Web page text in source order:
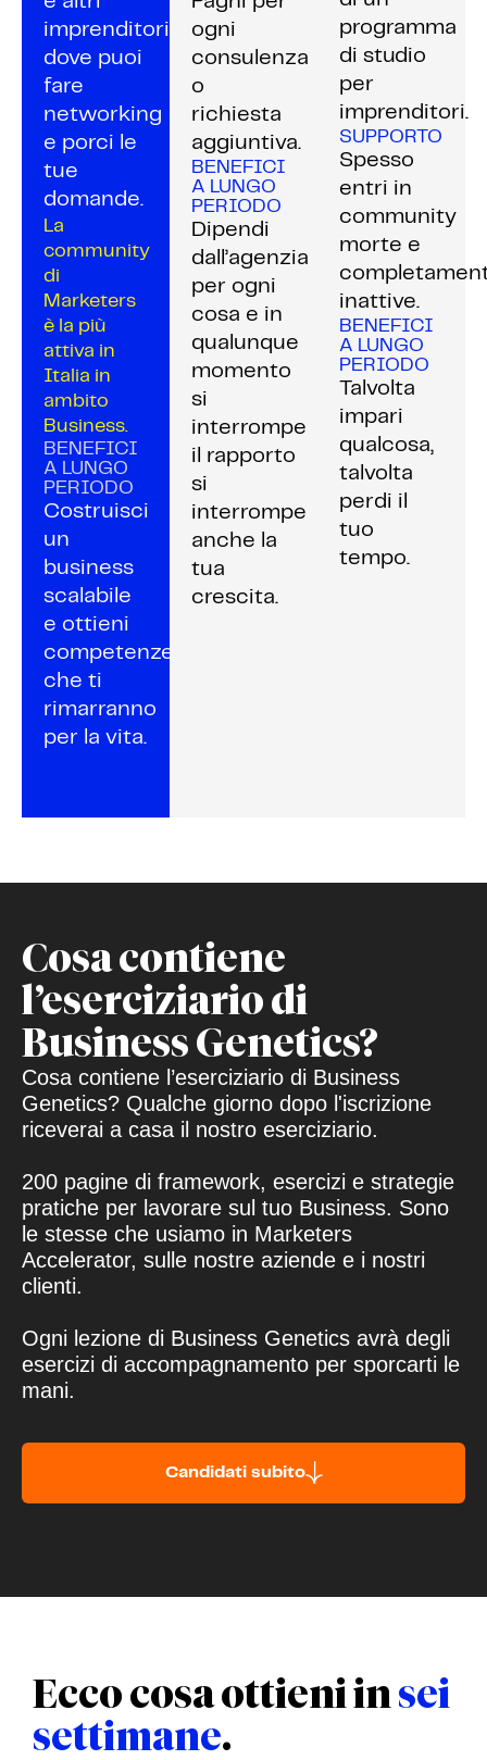
imprenditori
dove puoi
fare
networking
e porci le
tue
domande.
La
community
di
Marketers
è la più
attiva in
Italia in
ambito
Business.
BENEFICI
A LUNGO
PERIODO
Costruisci
un
business
scalabile
e ottieni
competenze
che ti
rimarranno
per la vita.
ogni
consulenza
o
richiesta
aggiuntiva.
BENEFICI
A LUNGO
PERIODO
Dipendi
dall’agenzia
per ogni
cosa e in
qualunque
momento
si
interrompe
il rapporto
si
interrompe
anche la
tua
crescita.
programma
di studio
per
imprenditori.
SUPPORTO
Spesso
entri in
community
morte e
inattive.
BENEFICI
A LUNGO
PERIODO
Talvolta
impari
qualcosa,
talvolta
perdi il
tuo
tempo.
Cosa contiene
l’eserciziario di
Business Genetics?
Cosa contiene l’eserciziario di Business
Genetics? Qualche giorno dopo l'iscrizione
riceverai a casa il nostro eserciziario.
200 pagine di framework, esercizi e strategie
pratiche per lavorare sul tuo Business. Sono
le stesse che usiamo in Marketers
Accelerator, sulle nostre aziende e i nostri
clienti.
Ogni lezione di Business Genetics avrà degli
esercizi di accompagnamento per sporcarti le
mani.
Candidati subito
Ecco cosa ottieni in sei
settimane.